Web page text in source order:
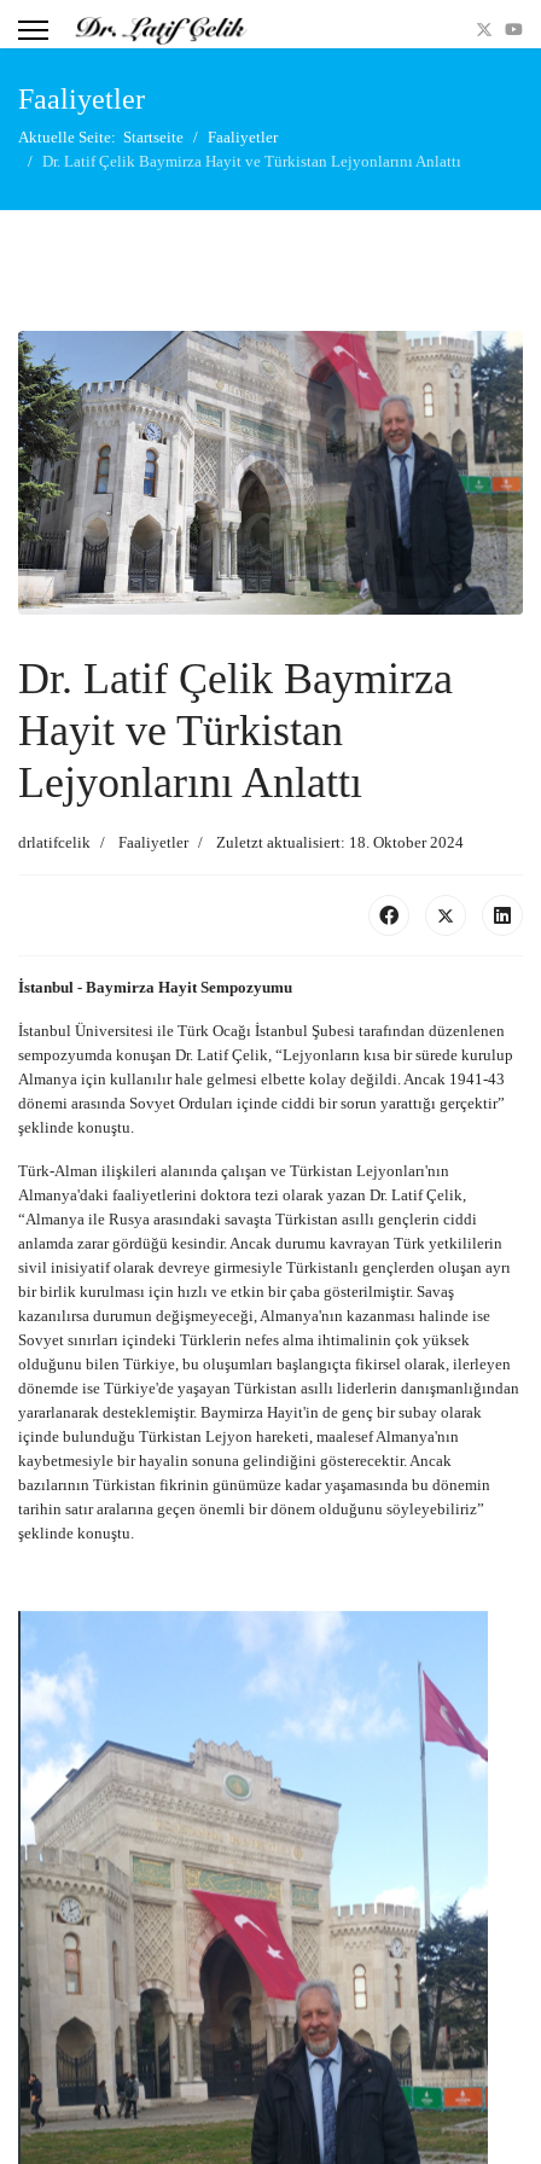
Faaliyetler
Aktuelle Seite: Startseite
Faaliyetler
Dr. Latif Çelik Baymirza Hayit ve Türkistan Lejyonlarını Anlattı
Dr. Latif Çelik Baymirza
Hayit ve Türkistan
Lejyonlarını Anlattı
drlatifcelik Faaliyetler Zuletzt aktualisiert: 18. Oktober 2024
İstanbul - Baymirza Hayit Sempozyumu
İstanbul Üniversitesi ile Türk Ocağı İstanbul Şubesi tarafından düzenlenen
sempozyumda konuşan Dr. Latif Çelik, “Lejyonların kısa bir sürede kurulup
Almanya için kullanılır hale gelmesi elbette kolay değildi. Ancak 1941-43
dönemi arasında Sovyet Orduları içinde ciddi bir sorun yarattığı gerçektir”
şeklinde konuştu.
Türk-Alman ilişkileri alanında çalışan ve Türkistan Lejyonları'nın
Almanya'daki faaliyetlerini doktora tezi olarak yazan Dr. Latif Çelik,
“Almanya ile Rusya arasındaki savaşta Türkistan asıllı gençlerin ciddi
anlamda zarar gördüğü kesindir. Ancak durumu kavrayan Türk yetkililerin
sivil inisiyatif olarak devreye girmesiyle Türkistanlı gençlerden oluşan ayrı
bir birlik kurulması için hızlı ve etkin bir çaba gösterilmiştir. Savaş
kazanılırsa durumun değişmeyeceği, Almanya'nın kazanması halinde ise
Sovyet sınırları içindeki Türklerin nefes alma ihtimalinin çok yüksek
olduğunu bilen Türkiye, bu oluşumları başlangıçta fikirsel olarak, ilerleyen
dönemde ise Türkiye'de yaşayan Türkistan asıllı liderlerin danışmanlığından
yararlanarak desteklemiştir. Baymirza Hayit'in de genç bir subay olarak
içinde bulunduğu Türkistan Lejyon hareketi, maalesef Almanya'nın
kaybetmesiyle bir hayalin sonuna gelindiğini gösterecektir. Ancak
bazılarının Türkistan fikrinin günümüze kadar yaşamasında bu dönemin
tarihin satır aralarına geçen önemli bir dönem olduğunu söyleyebiliriz”
şeklinde konuştu.